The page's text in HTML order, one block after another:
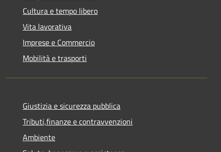
Cultura e tempo libero
Vita lavorativa
Imprese e Commercio
Mobilità e trasporti
Giustizia e sicurezza pubblica
Tributi,finanze e contravvenzioni
Ambiente